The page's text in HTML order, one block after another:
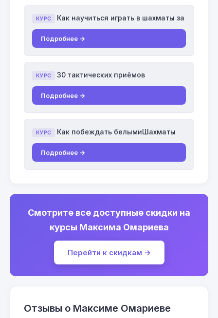
КУРС Как научиться играть в шахматы за
Подробнее →
КУРС 30 тактических приёмов
Подробнее →
КУРС Как побеждать белымиШахматы
Подробнее →
Смотрите все доступные скидки на
курсы Максима Омариева
Перейти к скидкам →
Отзывы о Максиме Омариеве